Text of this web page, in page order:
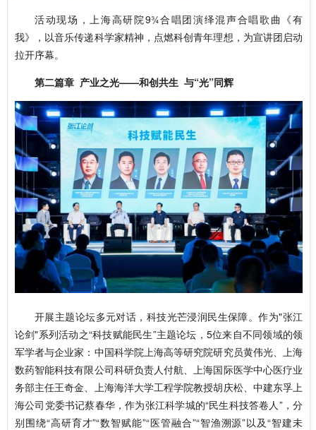
活动现场，上海高研院9¾合唱团演绎混声合唱歌曲《有
我》，以音乐传递科学家精神，点燃科创青年理想，为宣讲团启动
拉开序幕。
第二篇章 产业之光——和创共生 与“光”同辉
开展主题论坛多元对话，科技光芒浸润民生保障。作为"张江
论剑"系列活动之“科技赋能民生”主题论坛，5位来自不同领域的领
军学者与企业家：中国科学院上海高等研究院研究员黄伟光、上海
数药智能科技有限公司科研负责人付航、上海国际医学中心医疗业
务部主任王奇金、上海海洋大学工程学院教授胡庆松、中建东孚上
海公司党委书记蔡春华，作为张江科学城的“民生科技答卷人”，分
别围绕“高研育才”“数智赋能”“医管融合”“智渔溯源”以及“智建未